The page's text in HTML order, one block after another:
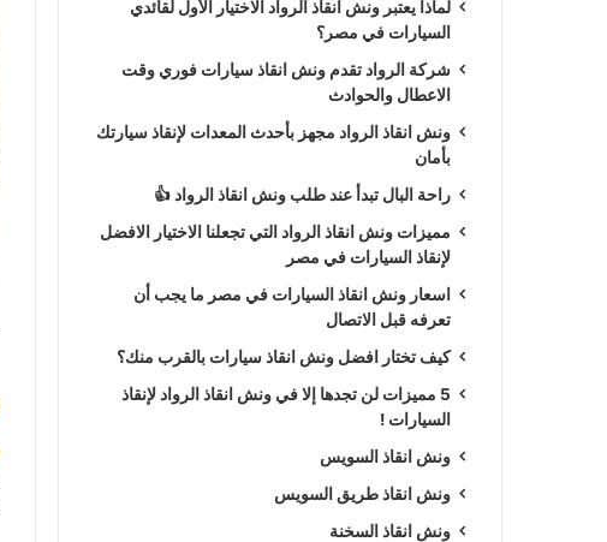
لماذا يعتبر ونش انقاذ الرواد الاختيار الأول لقائدي
السيارات في مصر؟
شركة الرواد تقدم ونش انقاذ سيارات فوري وقت
الاعطال والحوادث
ونش انقاذ الرواد مجهز بأحدث المعدات لإنقاذ سيارتك
بأمان
راحة البال تبدأ عند طلب ونش انقاذ الرواد 👍
مميزات ونش انقاذ الرواد التي تجعلنا الاختيار الافضل
لإنقاذ السيارات في مصر
اسعار ونش انقاذ السيارات في مصر ما يجب أن
تعرفه قبل الاتصال
كيف تختار افضل ونش انقاذ سيارات بالقرب منك؟
5 مميزات لن تجدها إلا في ونش انقاذ الرواد لإنقاذ
السيارات !
ونش انقاذ السويس
ونش انقاذ طريق السويس
ونش انقاذ السخنة